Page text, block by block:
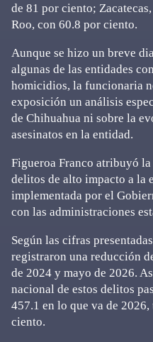
de 81 por ciento;
Roo, con 60.8 por ciento.
Aunque se hizo un breve
algunas de las entidades
homicidios, la funcionaria
exposición un análisis
de Chihuahua ni sobre la
asesinatos en la entidad.
Figueroa Franco atribuyó
delitos de alto impacto a la
implementada por el
con las administraciones
Según las cifras
registraron una reducción
de 2024 y mayo de 2026.
nacional de estos delitos
457.1 en lo que va de
ciento.